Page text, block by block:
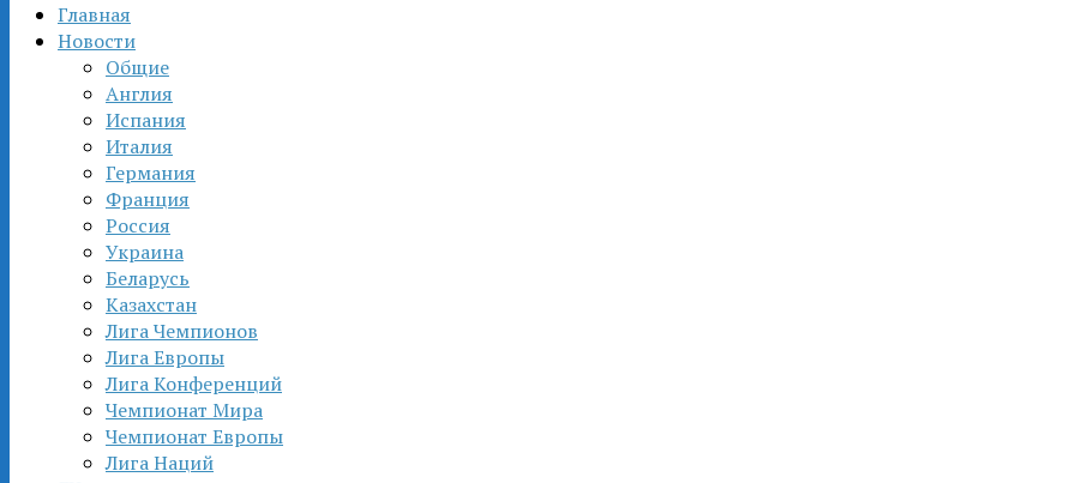
Главная
Новости
Общие
Англия
Испания
Италия
Германия
Франция
Россия
Украина
Беларусь
Казахстан
Лига Чемпионов
Лига Европы
Лига Конференций
Чемпионат Мира
Чемпионат Европы
Лига Наций